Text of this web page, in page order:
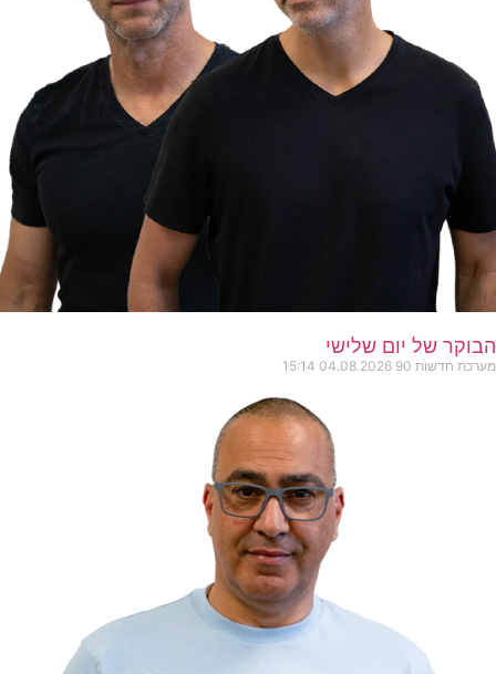
הבוקר של יום שלישי
מערכת חדשות 90 04.08.2026
15:14